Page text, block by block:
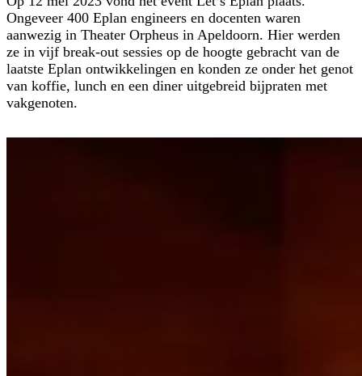
Ongeveer 400 Eplan engineers en docenten waren
aanwezig in Theater Orpheus in Apeldoorn. Hier werden
ze in vijf break-out sessies op de hoogte gebracht van de
laatste Eplan ontwikkelingen en konden ze onder het genot
van koffie, lunch en een diner uitgebreid bijpraten met
vakgenoten.